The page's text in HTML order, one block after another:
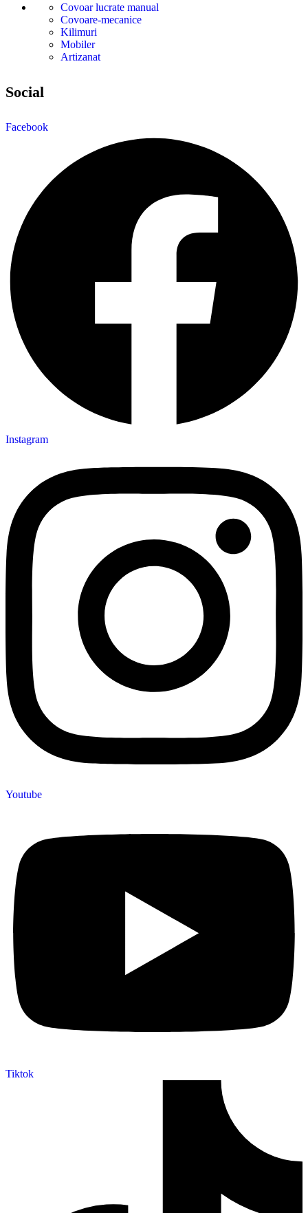
Covoar lucrate manual
Covoare-mecanice
Kilimuri
Mobiler
Artizanat
Social
Facebook
Instagram
Youtube
Tiktok